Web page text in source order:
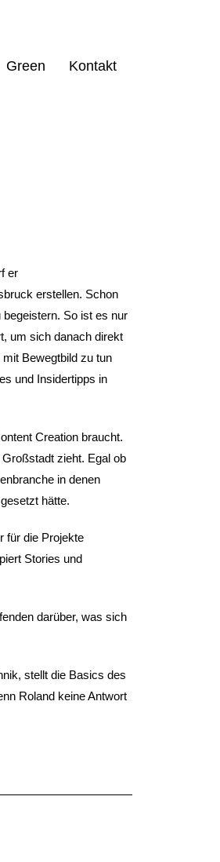
Green Kontakt
er
erstellen. Schon
So ist es nur
um sich danach direkt
Bewegtbild zu tun
und Insidertipps in
Creation braucht.
zieht. Egal ob
in denen
hätte.
für die Projekte
Stories und
darüber, was sich
stellt die Basics des
Roland keine Antwort